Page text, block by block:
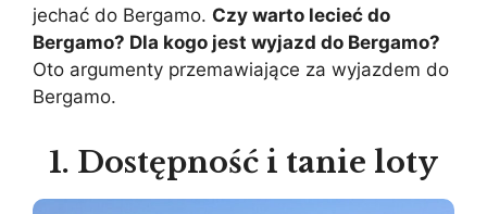
jechać do Bergamo. Czy warto lecieć do
Bergamo? Dla kogo jest wyjazd do Bergamo?
Oto argumenty przemawiające za wyjazdem do
Bergamo.
1. Dostępność i tanie loty